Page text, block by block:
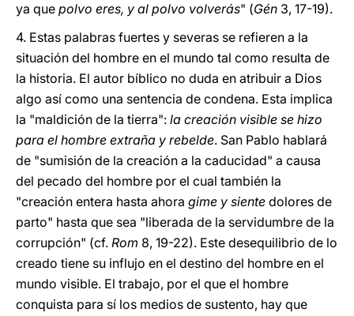
ya que polvo eres, y al polvo volverás" (Gén 3, 17-19).
4. Estas palabras fuertes y severas se refieren a la
situación del hombre en el mundo tal como resulta de
la historia. El autor bíblico no duda en atribuir a Dios
algo así como una sentencia de condena. Esta implica
la "maldición de la tierra": la creación visible se hizo
para el hombre extraña y rebelde. San Pablo hablará
de "sumisión de la creación a la caducidad" a causa
del pecado del hombre por el cual también la
"creación entera hasta ahora gime y siente dolores de
parto" hasta que sea "liberada de la servidumbre de la
corrupción" (cf. Rom 8, 19-22). Este desequilibrio de lo
creado tiene su influjo en el destino del hombre en el
mundo visible. El trabajo, por el que el hombre
conquista para sí los medios de sustento, hay que